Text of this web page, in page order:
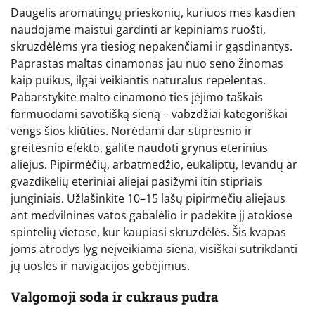
Daugelis aromatingų prieskonių, kuriuos mes kasdien
naudojame maistui gardinti ar kepiniams ruošti,
skruzdėlėms yra tiesiog nepakenčiami ir gąsdinantys.
Paprastas maltas cinamonas jau nuo seno žinomas
kaip puikus, ilgai veikiantis natūralus repelentas.
Pabarstykite malto cinamono ties įėjimo taškais
formuodami savotišką sieną – vabzdžiai kategoriškai
vengs šios kliūties. Norėdami dar stipresnio ir
greitesnio efekto, galite naudoti grynus eterinius
aliejus. Pipirmėčių, arbatmedžio, eukaliptų, levandų ar
gvazdikėlių eteriniai aliejai pasižymi itin stipriais
junginiais. Užlašinkite 10–15 lašų pipirmėčių aliejaus
ant medvilninės vatos gabalėlio ir padėkite jį atokiose
spintelių vietose, kur kaupiasi skruzdėlės. Šis kvapas
joms atrodys lyg neįveikiama siena, visiškai sutrikdanti
jų uoslės ir navigacijos gebėjimus.
Valgomoji soda ir cukraus pudra